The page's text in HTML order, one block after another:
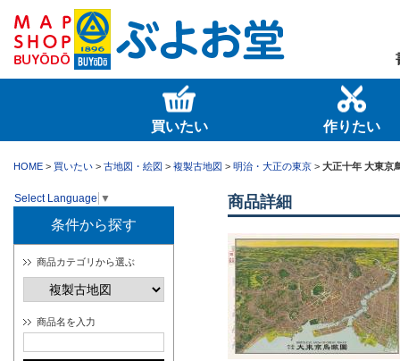
買いたい 作りたい
HOME > 買いたい > 古地図・絵図 > 複製古地図 > 明治・大正の東京 > 大正十年 大東京
Select Language ▼
条件から探す
商品カテゴリから選ぶ
商品名を入力
商品詳細